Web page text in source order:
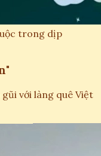
trong dịp
với làng quê Việt